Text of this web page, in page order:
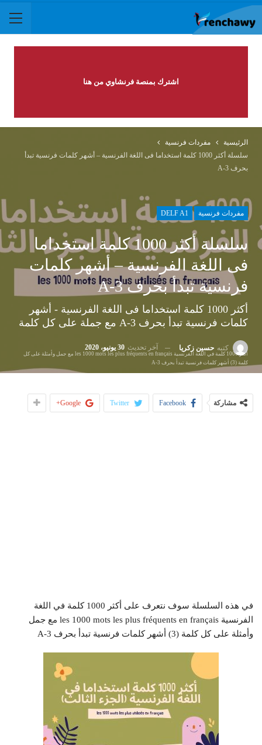
اشترك بمنصة فرنشاوي من هنا
الرئيسية
مفردات فرنسية
سلسلة أكثر 1000 كلمة استخداما فى اللغة الفرنسية – أشهر كلمات فرنسية تبدأ
بحرف A-3
مفردات فرنسية DELF A1
سلسلة أكثر 1000 كلمة استخداما
فى اللغة الفرنسية – أشهر كلمات
فرنسية تبدأ بحرف A-3
أكثر 1000 كلمة استخداما فى اللغة الفرنسية - أشهر
كلمات فرنسية تبدأ بحرف A-3 مع جملة على كل كلمة
كتبه حسين زكريا آخر تحديث 30 يونيو، 2020
أكثر 1000 كلمة في اللغة الفرنسية les 1000 mots les plus fréquents en français مع جمل وأمثلة على كل
كلمة (3) أشهر كلمات فرنسية تبدأ بحرف A-3
مشاركة Facebook
Twitter
Google+
في هذه السلسلة سوف نتعرف على أكثر 1000 كلمة في اللغة
الفرنسية les 1000 mots les plus fréquents en français مع جمل
وأمثلة على كل كلمة (3) أشهر كلمات فرنسية تبدأ بحرف A-3